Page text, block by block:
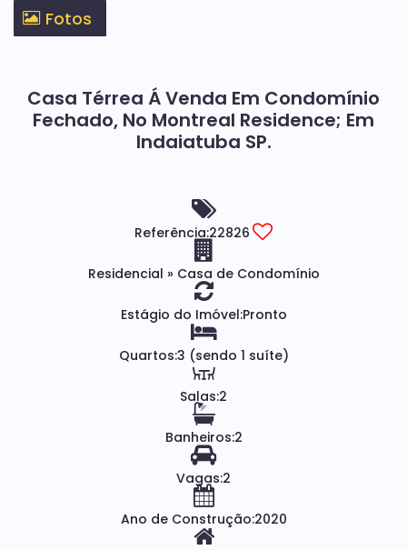
Fotos
Casa Térrea Á Venda Em Condomínio
Fechado, No Montreal Residence; Em
Indaiatuba SP.
Referência:22826
Residencial » Casa de Condomínio
Estágio do Imóvel:Pronto
Quartos:3 (sendo 1 suíte)
Salas:2
Banheiros:2
Vagas:2
Ano de Construção:2020